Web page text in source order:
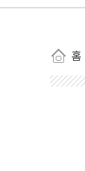
홈